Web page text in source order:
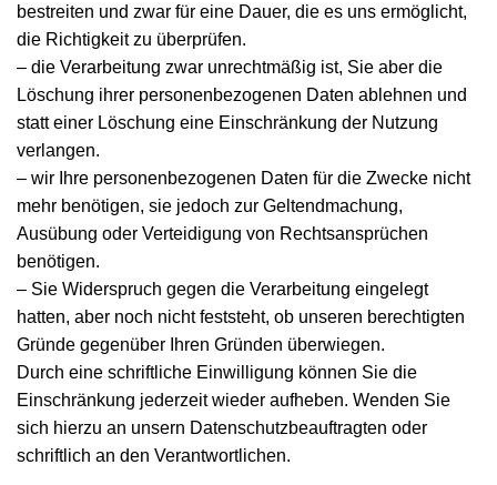
bestreiten und zwar für eine Dauer, die es uns ermöglicht,
die Richtigkeit zu überprüfen.
– die Verarbeitung zwar unrechtmäßig ist, Sie aber die
Löschung ihrer personenbezogenen Daten ablehnen und
statt einer Löschung eine Einschränkung der Nutzung
verlangen.
– wir Ihre personenbezogenen Daten für die Zwecke nicht
mehr benötigen, sie jedoch zur Geltendmachung,
Ausübung oder Verteidigung von Rechtsansprüchen
benötigen.
– Sie Widerspruch gegen die Verarbeitung eingelegt
hatten, aber noch nicht feststeht, ob unseren berechtigten
Gründe gegenüber Ihren Gründen überwiegen.
Durch eine schriftliche Einwilligung können Sie die
Einschränkung jederzeit wieder aufheben. Wenden Sie
sich hierzu an unsern Datenschutzbeauftragten oder
schriftlich an den Verantwortlichen.